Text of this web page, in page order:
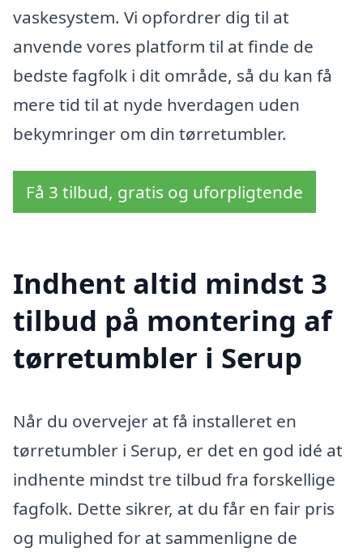
vaskesystem. Vi opfordrer dig til at
anvende vores platform til at finde de
bedste fagfolk i dit område, så du kan få
mere tid til at nyde hverdagen uden
bekymringer om din tørretumbler.
Få 3 tilbud, gratis og uforpligtende
Indhent altid mindst 3
tilbud på montering af
tørretumbler i Serup
Når du overvejer at få installeret en
tørretumbler i Serup, er det en god idé at
indhente mindst tre tilbud fra forskellige
fagfolk. Dette sikrer, at du får en fair pris
og mulighed for at sammenligne de